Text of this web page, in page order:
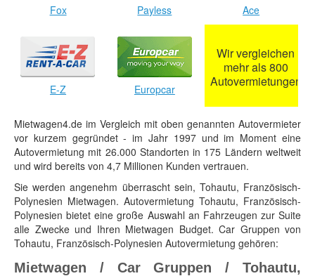
Fox Payless Ace
E-Z Europcar
Wir vergleichen
mehr als 800
Autovermietungen
Mietwagen4.de im Vergleich mit oben genannten Autovermieter
vor kurzem gegründet - im Jahr 1997 und im Moment eine
Autovermietung mit 26.000 Standorten in 175 Ländern weltweit
und wird bereits von 4,7 Millionen Kunden vertrauen.
Sie werden angenehm überrascht sein, Tohautu, Französisch-
Polynesien Mietwagen. Autovermietung Tohautu, Französisch-
Polynesien bietet eine große Auswahl an Fahrzeugen zur Suite
alle Zwecke und Ihren Mietwagen Budget. Car Gruppen von
Tohautu, Französisch-Polynesien Autovermietung gehören:
Mietwagen / Car Gruppen / Tohautu,